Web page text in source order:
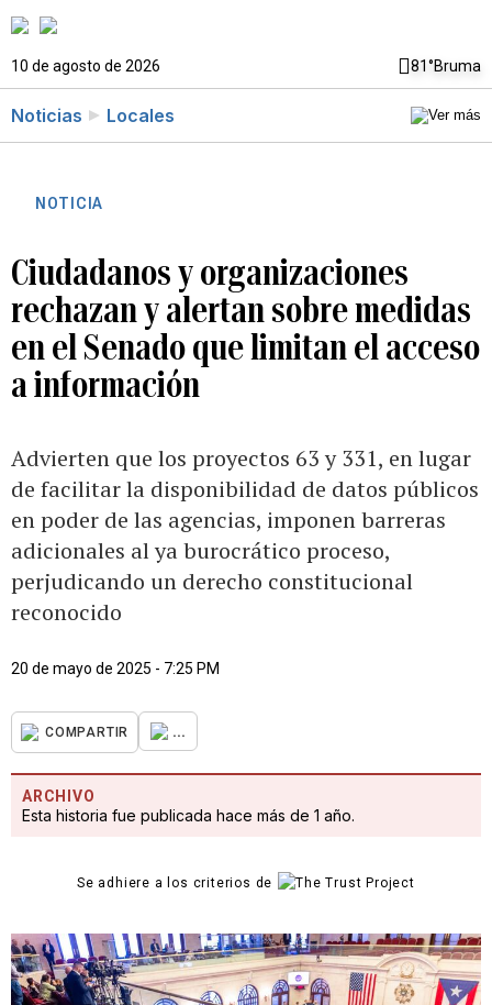
10 de agosto de 2026 81°Bruma
Noticias Locales
NOTICIA
Ciudadanos y organizaciones
rechazan y alertan sobre medidas
en el Senado que limitan el acceso
a información
Advierten que los proyectos 63 y 331, en lugar
de facilitar la disponibilidad de datos públicos
en poder de las agencias, imponen barreras
adicionales al ya burocrático proceso,
perjudicando un derecho constitucional
reconocido
20 de mayo de 2025 - 7:25 PM
COMPARTIR ...
ARCHIVO
Esta historia fue publicada hace más de 1 año.
Se adhiere a los criterios de